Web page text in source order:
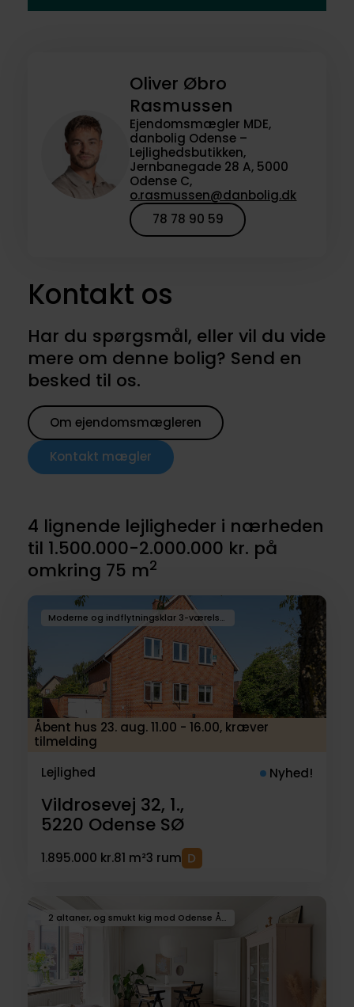
Oliver Øbro
Rasmussen
Ejendomsmægler MDE,
danbolig Odense –
Lejlighedsbutikken,
Jernbanegade 28 A, 5000
Odense C,
o.rasmussen@danbolig.dk
78 78 90 59
Kontakt os
Har du spørgsmål, eller vil du vide
mere om denne bolig? Send en
besked til os.
Om ejendomsmægleren
Kontakt mægler
4 lignende lejligheder i nærheden
til 1.500.000-2.000.000 kr. på
omkring 75 m2
Moderne og indflytningsklar 3-værelses lejlighed
Åbent hus 23. aug. 11.00 - 16.00, kræver
tilmelding
Lejlighed
Nyhed!
Vildrosevej 32, 1.,
5220 Odense SØ
1.895.000 kr.81 m²3 rum
2 altaner, og smukt kig mod Odense Å, central placering